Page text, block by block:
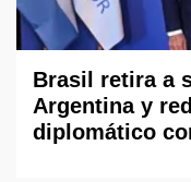
Brasil retira a
Argentina y
diplomático